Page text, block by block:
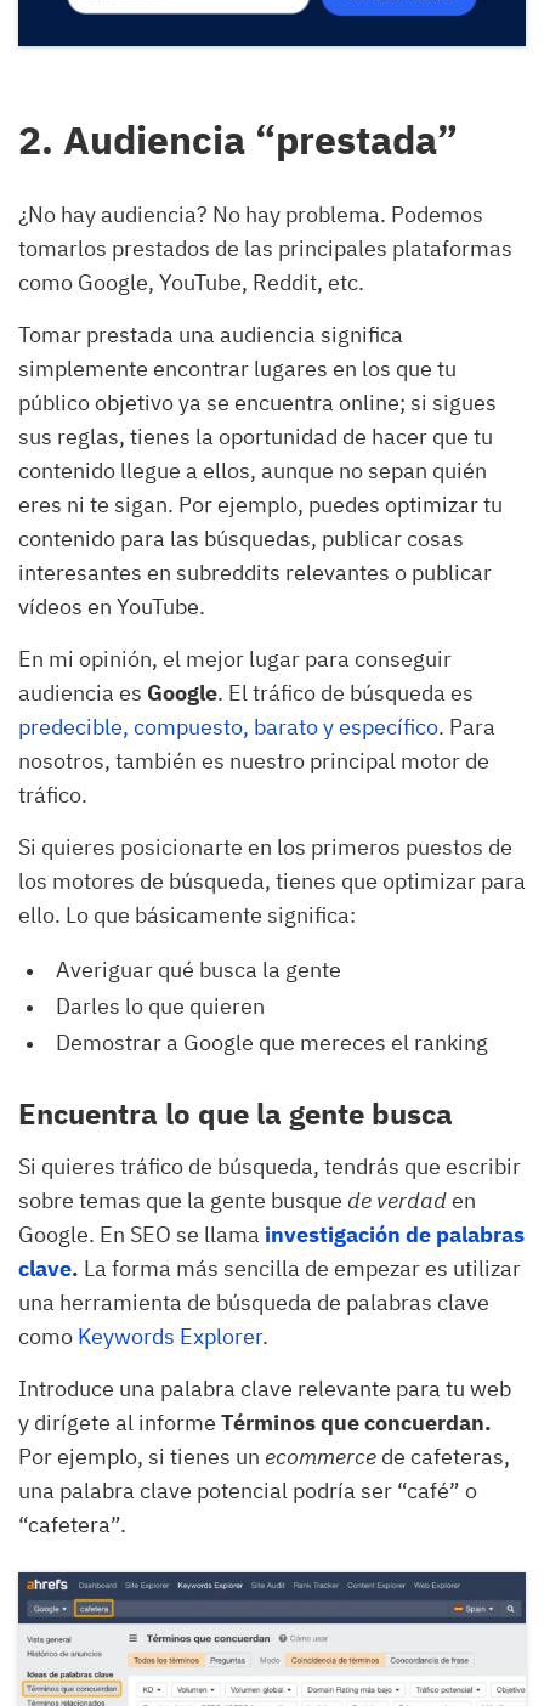
2. Audiencia “prestada”
¿No hay audiencia? No hay problema. Podemos
tomarlos prestados de las principales plataformas
como Google, YouTube, Reddit, etc.
Tomar prestada una audiencia significa
simplemente encontrar lugares en los que tu
público objetivo ya se encuentra online; si sigues
sus reglas, tienes la oportunidad de hacer que tu
contenido llegue a ellos, aunque no sepan quién
eres ni te sigan. Por ejemplo, puedes optimizar tu
contenido para las búsquedas, publicar cosas
interesantes en subreddits relevantes o publicar
vídeos en YouTube.
En mi opinión, el mejor lugar para conseguir
audiencia es Google. El tráfico de búsqueda es
predecible, compuesto, barato y específico. Para
nosotros, también es nuestro principal motor de
tráfico.
Si quieres posicionarte en los primeros puestos de
los motores de búsqueda, tienes que optimizar para
ello. Lo que básicamente significa:
Averiguar qué busca la gente
Darles lo que quieren
Demostrar a Google que mereces el ranking
Encuentra lo que la gente busca
Si quieres tráfico de búsqueda, tendrás que escribir
sobre temas que la gente busque de verdaden
Google. En SEO se llama investigación de palabras
clave. La forma más sencilla de empezar es utilizar
una herramienta de búsqueda de palabras clave
como Keywords Explorer.
Introduce una palabra clave relevante para tu web
y dirígete al informe Términos que concuerdan.
Por ejemplo, si tienes un ecommerce de cafeteras,
una palabra clave potencial podría ser “café” o
“cafetera”.